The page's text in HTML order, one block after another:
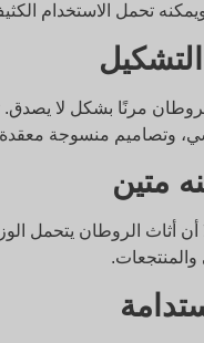
تحمل الاستخدام
مرنًا بشكل لا
وتصاميم منسوجة
متين
أثاث الروطان يتحمل
والمنتجعات.